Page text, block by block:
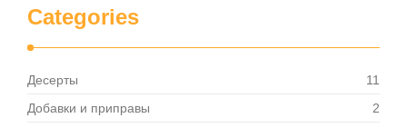
Categories
Десерты
11
Добавки и приправы
2